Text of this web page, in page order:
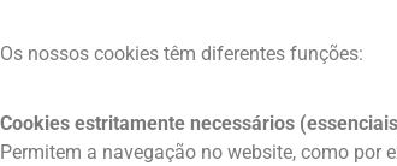
Os nossos cookies têm diferentes funções:
Cookies estritamente necessários
Permitem a navegação no website, como